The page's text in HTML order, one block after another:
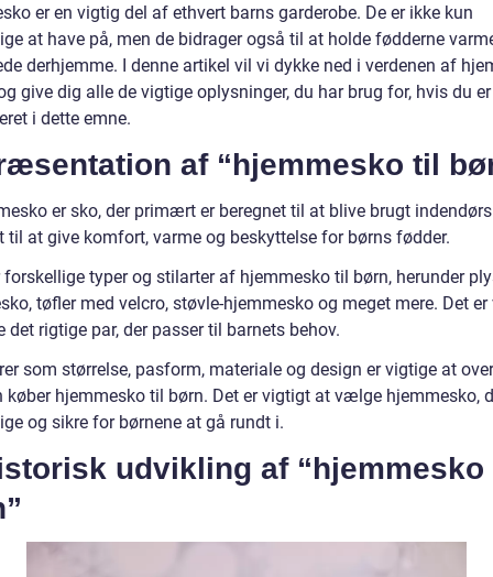
er en vigtig del af ethvert barns garderobe. De er ikke kun
at have på, men de bidrager også til at holde fødderne
derhjemme. I denne artikel vil vi dykke ned i verdenen af
give dig alle de vigtige oplysninger, du har brug for, hvis du er
i dette emne.
af “hjemmesko til
er sko, der primært er beregnet til at blive brugt
til at give komfort, varme og beskyttelse for børns fødder.
forskellige typer og stilarter af hjemmesko til børn, herunder
tøfler med velcro, støvle-hjemmesko og meget mere. Det
rigtige par, der passer til barnets behov.
som størrelse, pasform, materiale og design er vigtige at
køber hjemmesko til børn. Det er vigtigt at vælge hjemmesko,
og sikre for børnene at gå rundt i.
udvikling af